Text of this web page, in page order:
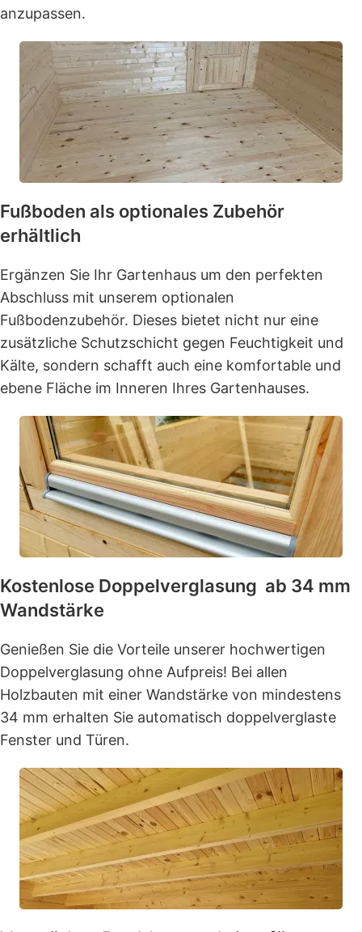
anzupassen.
Fußboden als optionales Zubehör
erhältlich
Ergänzen Sie Ihr Gartenhaus um den perfekten
Abschluss mit unserem optionalen
Fußbodenzubehör. Dieses bietet nicht nur eine
zusätzliche Schutzschicht gegen Feuchtigkeit und
Kälte, sondern schafft auch eine komfortable und
ebene Fläche im Inneren Ihres Gartenhauses.
Kostenlose Doppelverglasung ab 34 mm
Wandstärke
Genießen Sie die Vorteile unserer hochwertigen
Doppelverglasung ohne Aufpreis! Bei allen
Holzbauten mit einer Wandstärke von mindestens
34 mm erhalten Sie automatisch doppelverglaste
Fenster und Türen.